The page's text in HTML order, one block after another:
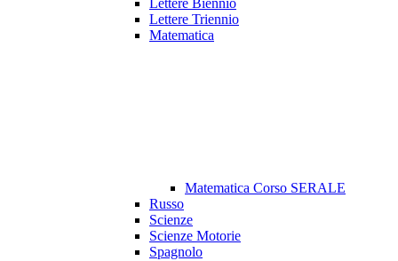
Lettere Biennio
Lettere Triennio
Matematica
Matematica Corso SERALE
Russo
Scienze
Scienze Motorie
Spagnolo